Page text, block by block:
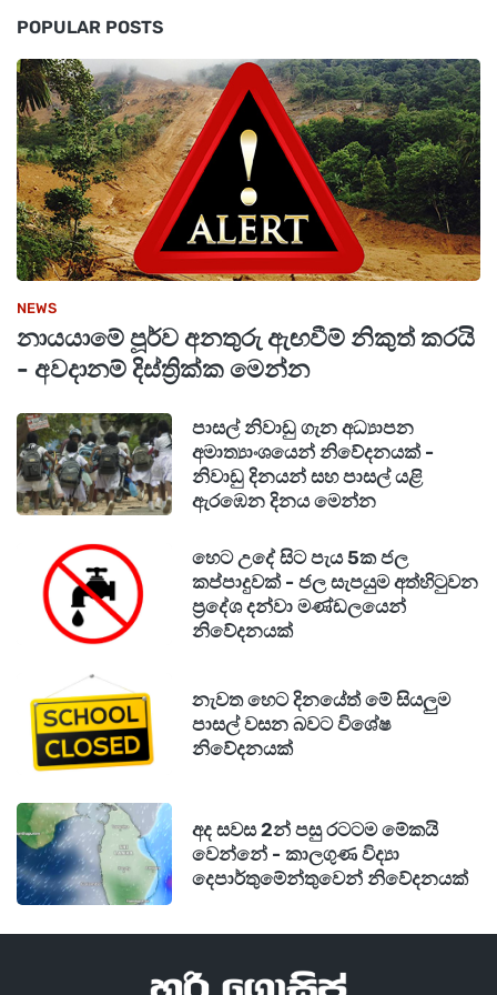
POPULAR POSTS
NEWS
නායයාමේ පූර්ව අනතුරු ඇඟවීම් නිකුත් කරයි
- අවදානම් දිස්ත්‍රික්ක මෙන්න
පාසල් නිවාඩු ගැන අධ්‍යාපන
අමාත්‍යාංශයෙන් නිවේදනයක් -
නිවාඩු දිනයන් සහ පාසල් යළි
ඇරඹෙන දිනය මෙන්න
හෙට උදේ සිට පැය 5ක ජල
කප්පාදුවක් - ජල සැපයුම අත්හිටුවන
ප්‍රදේශ දන්වා මණ්ඩලයෙන්
නිවේදනයක්
නැවත හෙට දිනයේත් මේ සියලුම
පාසල් වසන බවට විශේෂ
නිවේදනයක්
අද සවස 2න් පසු රටටම මේකයි
වෙන්නේ - කාලගුණ විද්‍යා
දෙපාර්තුමේන්තුවෙන් නිවේදනයක්